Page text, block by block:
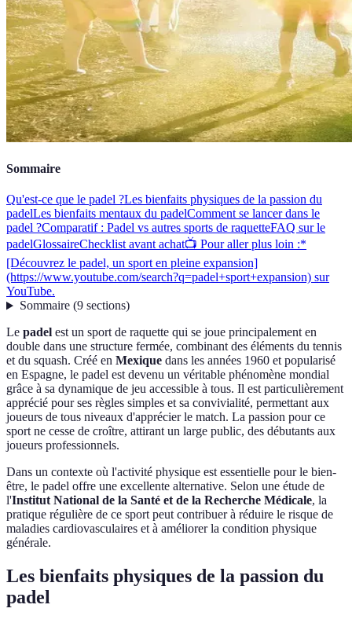
Sommaire
Qu'est-ce que le padel ?Les bienfaits physiques de la passion du
padelLes bienfaits mentaux du padelComment se lancer dans le
padel ?Comparatif : Padel vs autres sports de raquetteFAQ sur le
padelGlossaireChecklist avant achat📺 Pour aller plus loin :*
[Découvrez le padel, un sport en pleine expansion]
(https://www.youtube.com/search?q=padel+sport+expansion) sur
YouTube.
Sommaire(9 sections)
Le padel est un sport de raquette qui se joue principalement en
double dans une structure fermée, combinant des éléments du tennis
et du squash. Créé en Mexique dans les années 1960 et popularisé
en Espagne, le padel est devenu un véritable phénomène mondial
grâce à sa dynamique de jeu accessible à tous. Il est particulièrement
apprécié pour ses règles simples et sa convivialité, permettant aux
joueurs de tous niveaux d'apprécier le match. La passion pour ce
sport ne cesse de croître, attirant un large public, des débutants aux
joueurs professionnels.
Dans un contexte où l'activité physique est essentielle pour le bien-
être, le padel offre une excellente alternative. Selon une étude de
l'Institut National de la Santé et de la Recherche Médicale, la
pratique régulière de ce sport peut contribuer à réduire le risque de
maladies cardiovasculaires et à améliorer la condition physique
générale.
Les bienfaits physiques de la passion du
padel